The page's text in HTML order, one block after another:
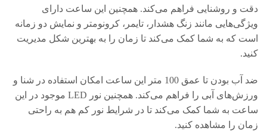
دقت و روشنایی فراهم می‌کند. همچنین این ساعت دارای
ویژگی‌هایی مانند زنگ هشدار، تایمر، کرونومتر و نمایش دو زمانه
است که به شما کمک می‌کند تا زمان را به بهترین شکل مدیریت
کنید.
ضد آب بودن تا عمق 100 متر این ساعت امکان استفاده در شنا و
ورزش‌های آبی را فراهم می‌کند. همچنین نور LED موجود در این
ساعت به شما کمک می‌کند تا در شرایط نور کم هم به راحتی
زمان را مشاهده کنید.